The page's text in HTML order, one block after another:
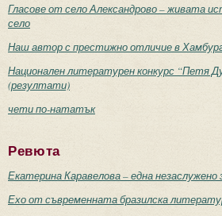
Гласове от село Александрово – живата
село
Наш автор с престижно отличие в
Национален литературен конкурс “Петя
(резултати)
чети по-нататък
Ревюта
Екатерина Каравелова – една незаслужено
Ехо от съвременната бразилска